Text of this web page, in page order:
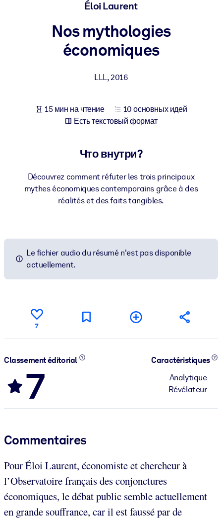
ПО СИСТЕМАМ
Для LMS/LXP
Интегрируйте краткие проверенные знания в вашу LMS/LXP для
лучших результатов обучения.
Обогатите корпоративную библиотеку надежными и готовыми к
использованию бизнес-знаниями.
Используйте надежные структурированные знания для
Éloi Laurent
Nos mythologies
économiques
LLL,2016
15 мин на чтение
10 основных идей
Есть текстовый формат
Что внутри?
Découvrez comment réfuter les trois principaux
mythes économiques contemporains grâce à des
réalités et des faits tangibles.
Le fichier audio du résumé n'est pas disponible
actuellement.
7
Classement éditorial
7
Caractéristiques
Analytique
Révélateur
Commentaires
Pour Éloi Laurent, économiste et chercheur à
l’Observatoire français des conjonctures
économiques, le débat public semble actuellement
en grande souffrance, car il est faussé par de